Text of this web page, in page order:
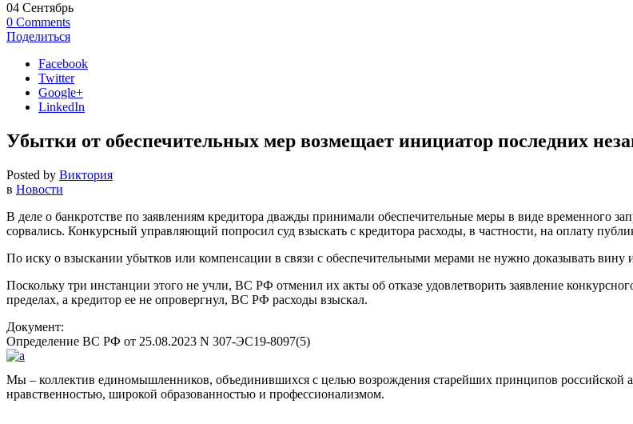
04 Сентябрь
0 Comments
Поделиться
Facebook
Twitter
Google+
LinkedIn
Убытки от обеспечительных мер возмещает инициатор последних
Posted by Виктория
в Новости
В деле о банкротстве по заявлениям кредитора дважды принимали обеспечительные меры в виде временного
сорвались. Конкурсный управляющий попросил суд взыскать с кредитора расходы, в частности, на оплату
По иску о взыскании убытков или компенсации в связи с обеспечительными мерами не нужно доказывать
Поскольку три инстанции этого не учли, ВС РФ отменил их акты об отказе удовлетворить заявление
пределах, а кредитор ее не опровергнул, ВС РФ расходы взыскал.
Документ:
Определение ВС РФ от 25.08.2023 N 307-ЭС19-8097(5)
Мы – коллектив единомышленников, объединившихся с целью возрождения старейших принципов российской
нравственностью, широкой образованностью и профессионализмом.